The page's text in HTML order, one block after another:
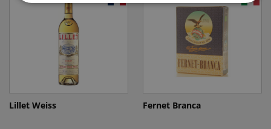
Lillet Weiss Fernet Branca